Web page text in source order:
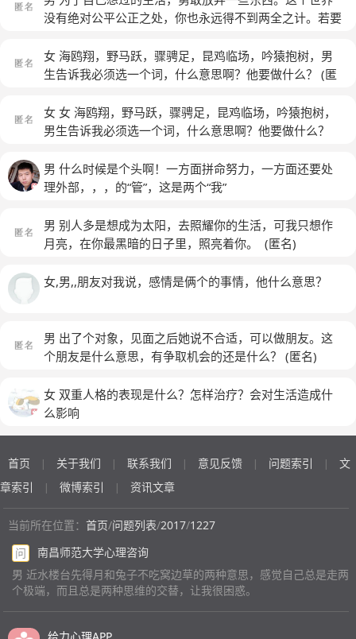
没有绝对公平公正之处，你也永远得不到两全之计。若要
能奢望获得别人评价中的成就和名利。若要愉悦，就无需
计较身边人反馈的任何不合心意的态度。若要家庭，就得
得离开你现在停留的避风港湾。我在努力ing(匿名)
女 海鸥翔，野马跃，骤骋足，昆鸡临场，吟猿抱树，男
生告诉我必须选一个词，什么意思啊？他要做什么？ (匿
女 女 海鸥翔，野马跃，骤骋足，昆鸡临场，吟猿抱树，
男生告诉我必须选一个词，什么意思啊？他要做什么？
男 什么时候是个头啊！一方面拼命努力，一方面还要处
理外部，，，的“管”，这是两个“我”
男 别人多是想成为太阳，去照耀你的生活，可我只想作
月亮，在你最黑暗的日子里，照亮着你。 ​ (匿名)
女,男,,朋友对我说，感情是俩个的事情，他什么意思？
男 出了个对象，见面之后她说不合适，可以做朋友。这
个朋友是什么意思，有争取机会的还是什么？ (匿名)
女 双重人格的表现是什么？怎样治疗？会对生活造成什
么影响
首页 | 关于我们 | 联系我们 | 意见反馈 | 问题索引 |
文
章索引
| 微博索引 | 资讯文章
当前所在位置： 首页/问题列表/2017/1227
问
南昌师范大学心理咨询
男 近水楼台先得月和兔子不吃窝边草的两种意思，感觉自己总是走两
个极端，而且总是两种思维的交替，让我很困惑。